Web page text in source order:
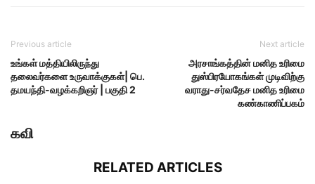
Previous article
உங்கள் மத்தியிலிருந்து
தலைவர்களை உருவாக்குகள்| பெ.
தமயந்தி-வழக்கறிஞர் | பகுதி 2
Next article
அரசாங்கத்தின் மனித உரிமை
துஸ்பிரயோகங்கள் முடிவிற்கு
வராது-சர்வதேச மனித உரிமை
கண்காணிப்பகம்
கவி
RELATED ARTICLES